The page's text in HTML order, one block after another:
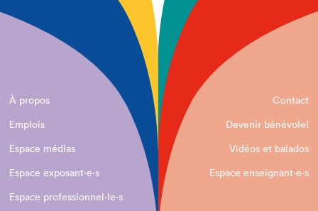
À propos
Contact
Emplois
Devenir bénévole!
Espace médias
Vidéos et balados
Espace exposant·e⋅s
Espace enseignant·e⋅s
Espace professionnel·le⋅s